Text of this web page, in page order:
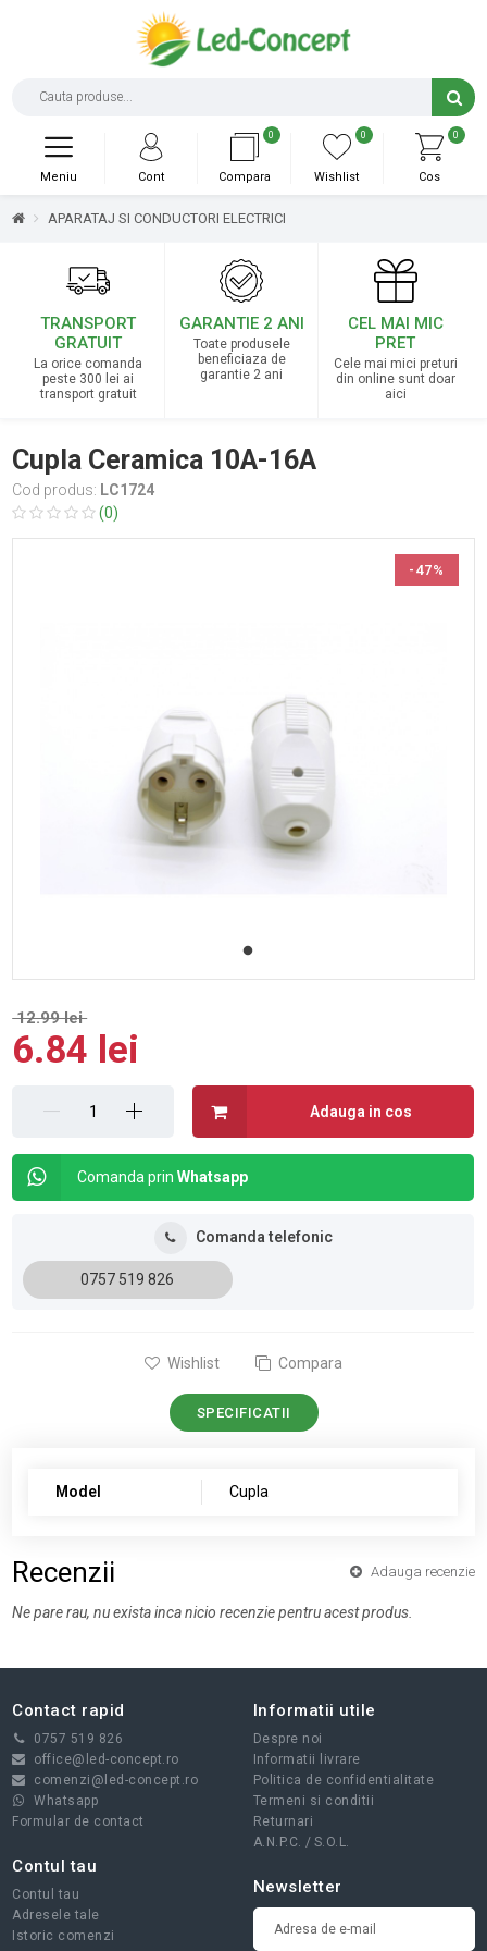
0
Cos
0
Wishlist
0
Compara
Cont
Meniu
APARATAJ SI CONDUCTORI ELECTRICI
TRANSPORT
GRATUIT
La orice comanda
peste 300 lei ai
transport gratuit
GARANTIE 2 ANI
Toate produsele
beneficiaza de
garantie 2 ani
CEL MAI MIC
PRET
Cele mai mici preturi
din online sunt doar
aici
Cupla Ceramica 10A-16A
Cod produs: LC1724
(0)
-47%
12.99 lei
6.84 lei
Adauga in cos
Comanda prinWhatsapp
Comanda telefonic
0757 519 826
Wishlist Compara
SPECIFICATII
Model Cupla
Recenzii Adauga recenzie
Ne pare rau, nu exista inca nicio recenzie pentru acest produs.
Contact rapid
0757 519 826
office@led-concept.ro
comenzi@led-concept.ro
Whatsapp
Formular de contact
Informatii utile
Despre noi
Informatii livrare
Politica de confidentialitate
Termeni si conditii
Returnari
A.N.P.C. / S.O.L.
Contul tau
Contul tau
Adresele tale
Istoric comenzi
Newsletter